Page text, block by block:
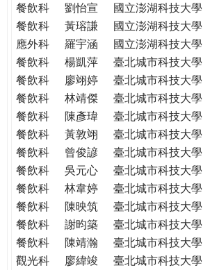
TOMORROW
PUTTING
YOU
ON
THE
PATH
GLOBAL
CITIZENSHIP
餐飲科
劉怡宣 國立澎湖科技大學
餐飲科
黃瑢謙 國立澎湖科技大學
應外科
羅宇涵 國立澎湖科技大學
餐飲科
楊凱萍 臺北城市科技大學
餐飲科
廖翊婷 臺北城市科技大學
餐飲科
林靖傑 臺北城市科技大學
餐飲科
陳彥瑋 臺北城市科技大學
餐飲科
黃敦翊 臺北城市科技大學
餐飲科
曾俊諺 臺北城市科技大學
餐飲科
吳元心 臺北城市科技大學
餐飲科
林韋婷 臺北城市科技大學
餐飲科
陳映筑 臺北城市科技大學
餐飲科
謝昀築 臺北城市科技大學
餐飲科
陳靖瀚 臺北城市科技大學
觀光科
廖緯竣 臺北城市科技大學